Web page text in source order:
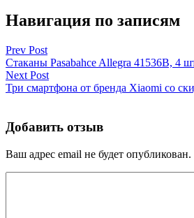
Навигация по записям
Prev Post
Стаканы Pasabahce Allegra 41536B, 4
Next Post
Три смартфона от бренда Xiaomi со
Добавить отзыв
Ваш адрес email не будет опубликован.